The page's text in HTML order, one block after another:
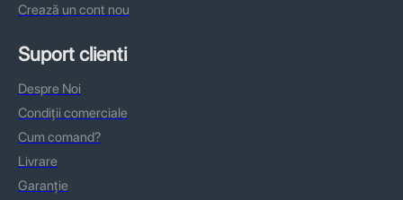
Crează un cont nou
Suport clienti
Despre Noi
Condiții comerciale
Cum comand?
Livrare
Garanție